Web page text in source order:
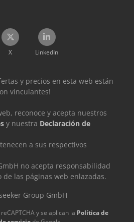
X LinkedIn
y precios en esta web están
vinculantes!
reconoce y acepta nuestros
y nuestra Declaración de
a sus respectivos
no acepta responsabilidad
las páginas web enlazadas.
Group GmbH
y se aplican la Política de